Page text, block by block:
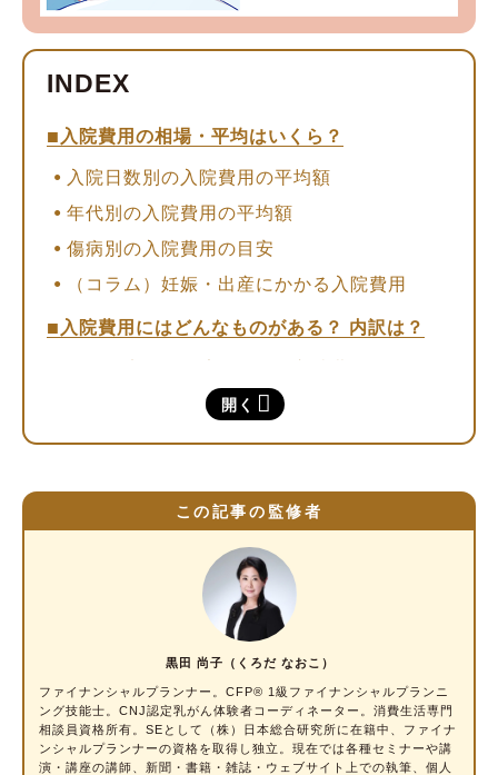
開く
入院費用の相場・平均はいくら？
入院日数別の入院費用の平均額
年代別の入院費用の平均額
傷病別の入院費用の目安
（コラム）妊娠・出産にかかる入院費用
入院費用にはどんなものがある？ 内訳は？
②治療費（手術費含む）
公的医療保険が適用されず自己負担となる入
②先進医療にかかる費用
③入院中の生活費や家族の交通費
限度額はあるの？ 自己負担額を減らしてくれ
る公的制度
この記事の監修者
黒田 尚子（くろだ なおこ）
ファイナンシャルプランナー
。CFP® 1級ファイナンシャルプランニ
ング技能士。CNJ認定乳がん体験者コーディネーター。消費生活専門
相談員資格所有。SEとして（株）日本総合研究所に在籍中、ファイナ
ンシャルプランナーの資格を取得し独立。現在では各種セミナーや講
演・講座の講師、新聞・書籍・雑誌・ウェブサイト上での執筆、個人